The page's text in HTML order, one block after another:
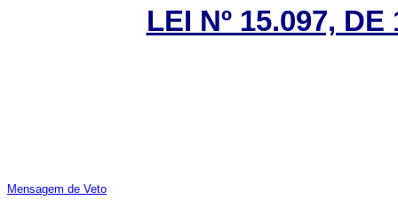
LEI Nº 15.097,
Mensagem de Veto